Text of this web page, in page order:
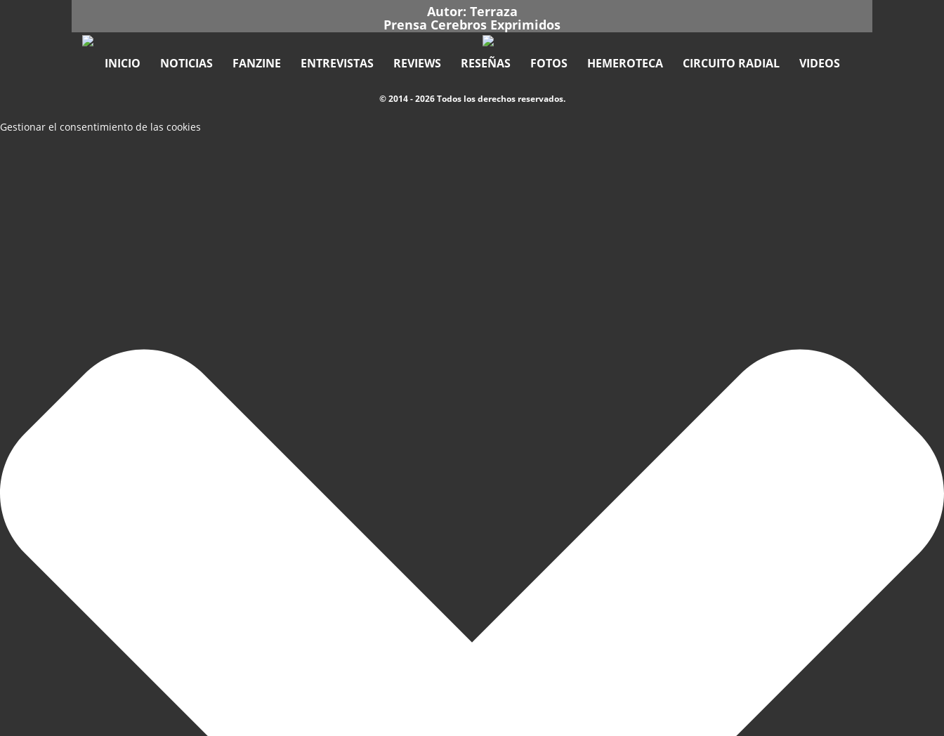
Autor: Terraza
Prensa Cerebros Exprimidos
INICIO NOTICIAS FANZINE ENTREVISTAS REVIEWS RESEÑAS FOTOS HEMEROTECA CIRCUITO RADIAL VIDEOS
© 2014 - 2026 Todos los derechos reservados.
Gestionar el consentimiento de las cookies